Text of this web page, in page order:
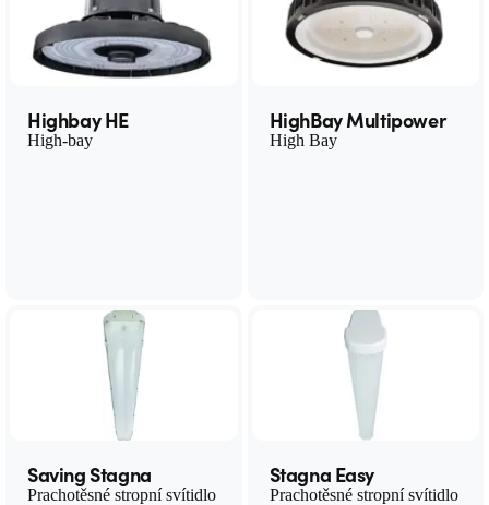
Highbay HE
High-bay
HighBay Multipower
High Bay
Saving Stagna
Prachotěsné stropní svítidlo
Stagna Easy
Prachotěsné stropní svítidlo